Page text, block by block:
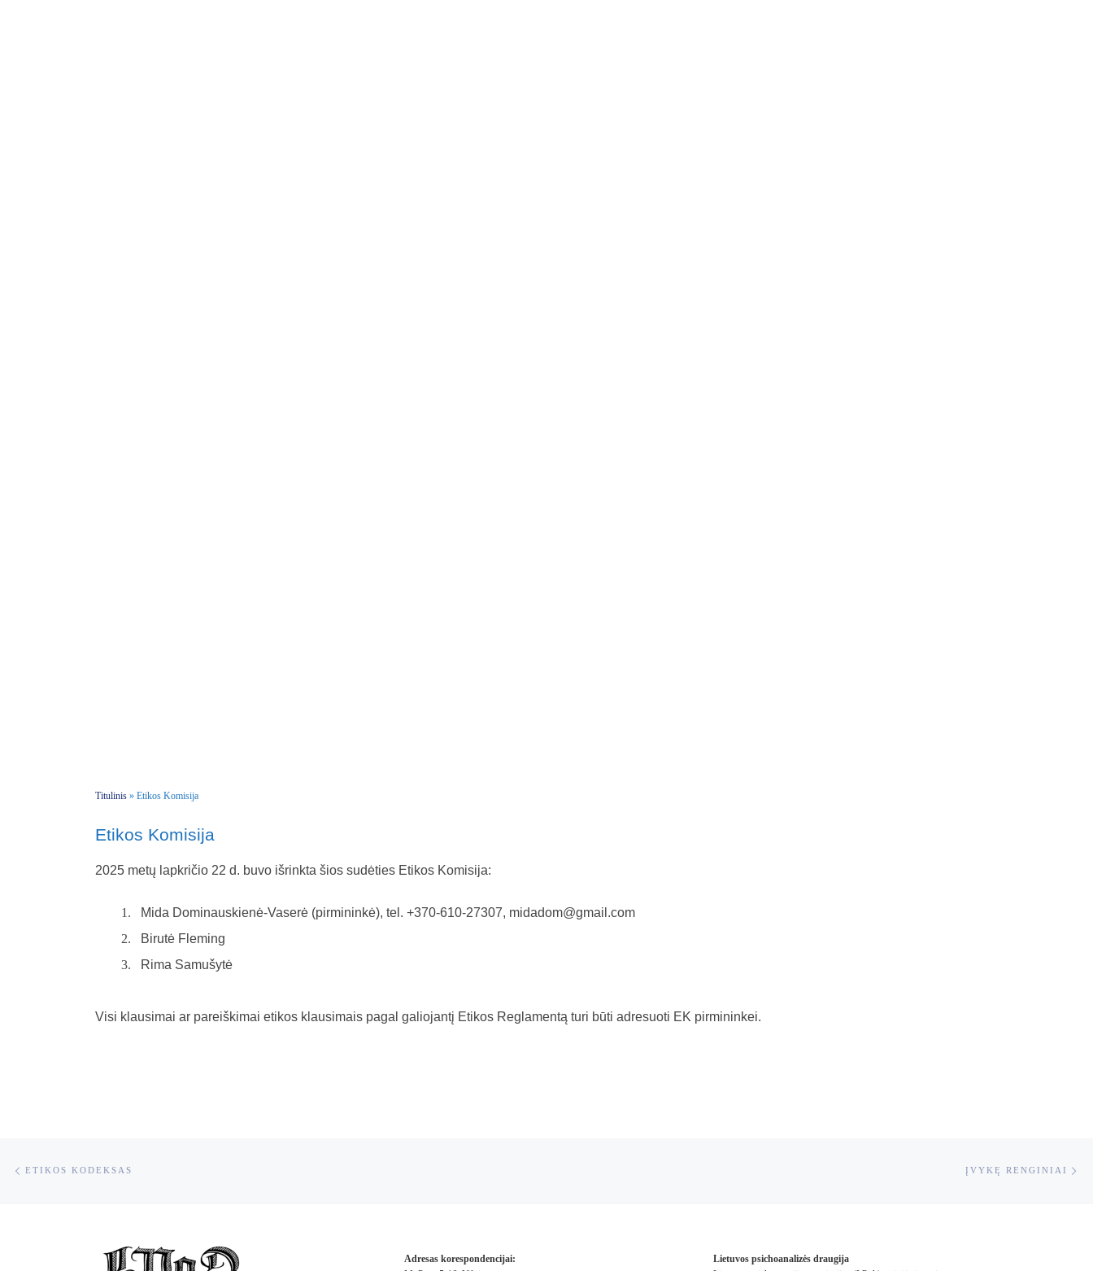
Titulinis » Etikos Komisija
Etikos Komisija
2025 metų lapkričio 22 d. buvo išrinkta šios sudėties Etikos Komisija:
Mida Dominauskienė-Vaserė (pirmininkė), tel. +370-610-27307, midadom@gmail.com
Birutė Fleming
Rima Samušytė
Visi klausimai ar pareiškimai etikos klausimais pagal galiojantį Etikos Reglamentą turi būti adresuoti EK pirmininkei.
Post navigation
ETIKOS KODEKSAS ĮVYKĘ RENGINIAI
Adresas korespondencijai:
Lietuvos psichoanalizės draugija